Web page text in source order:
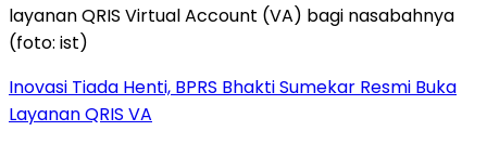
Inovasi Tiada Henti, BPRS Bhakti Sumekar Resmi Buka
Layanan QRIS VA